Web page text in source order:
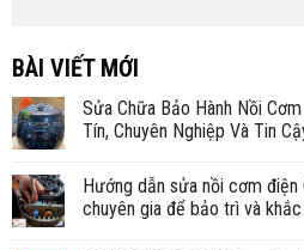
BÀI VIẾT MỚI
Sửa Chữa Bảo Hành Nồi
Tín, Chuyên Nghiệp Và Tin
Hướng dẫn sửa nồi cơm
chuyên gia để bảo trì và